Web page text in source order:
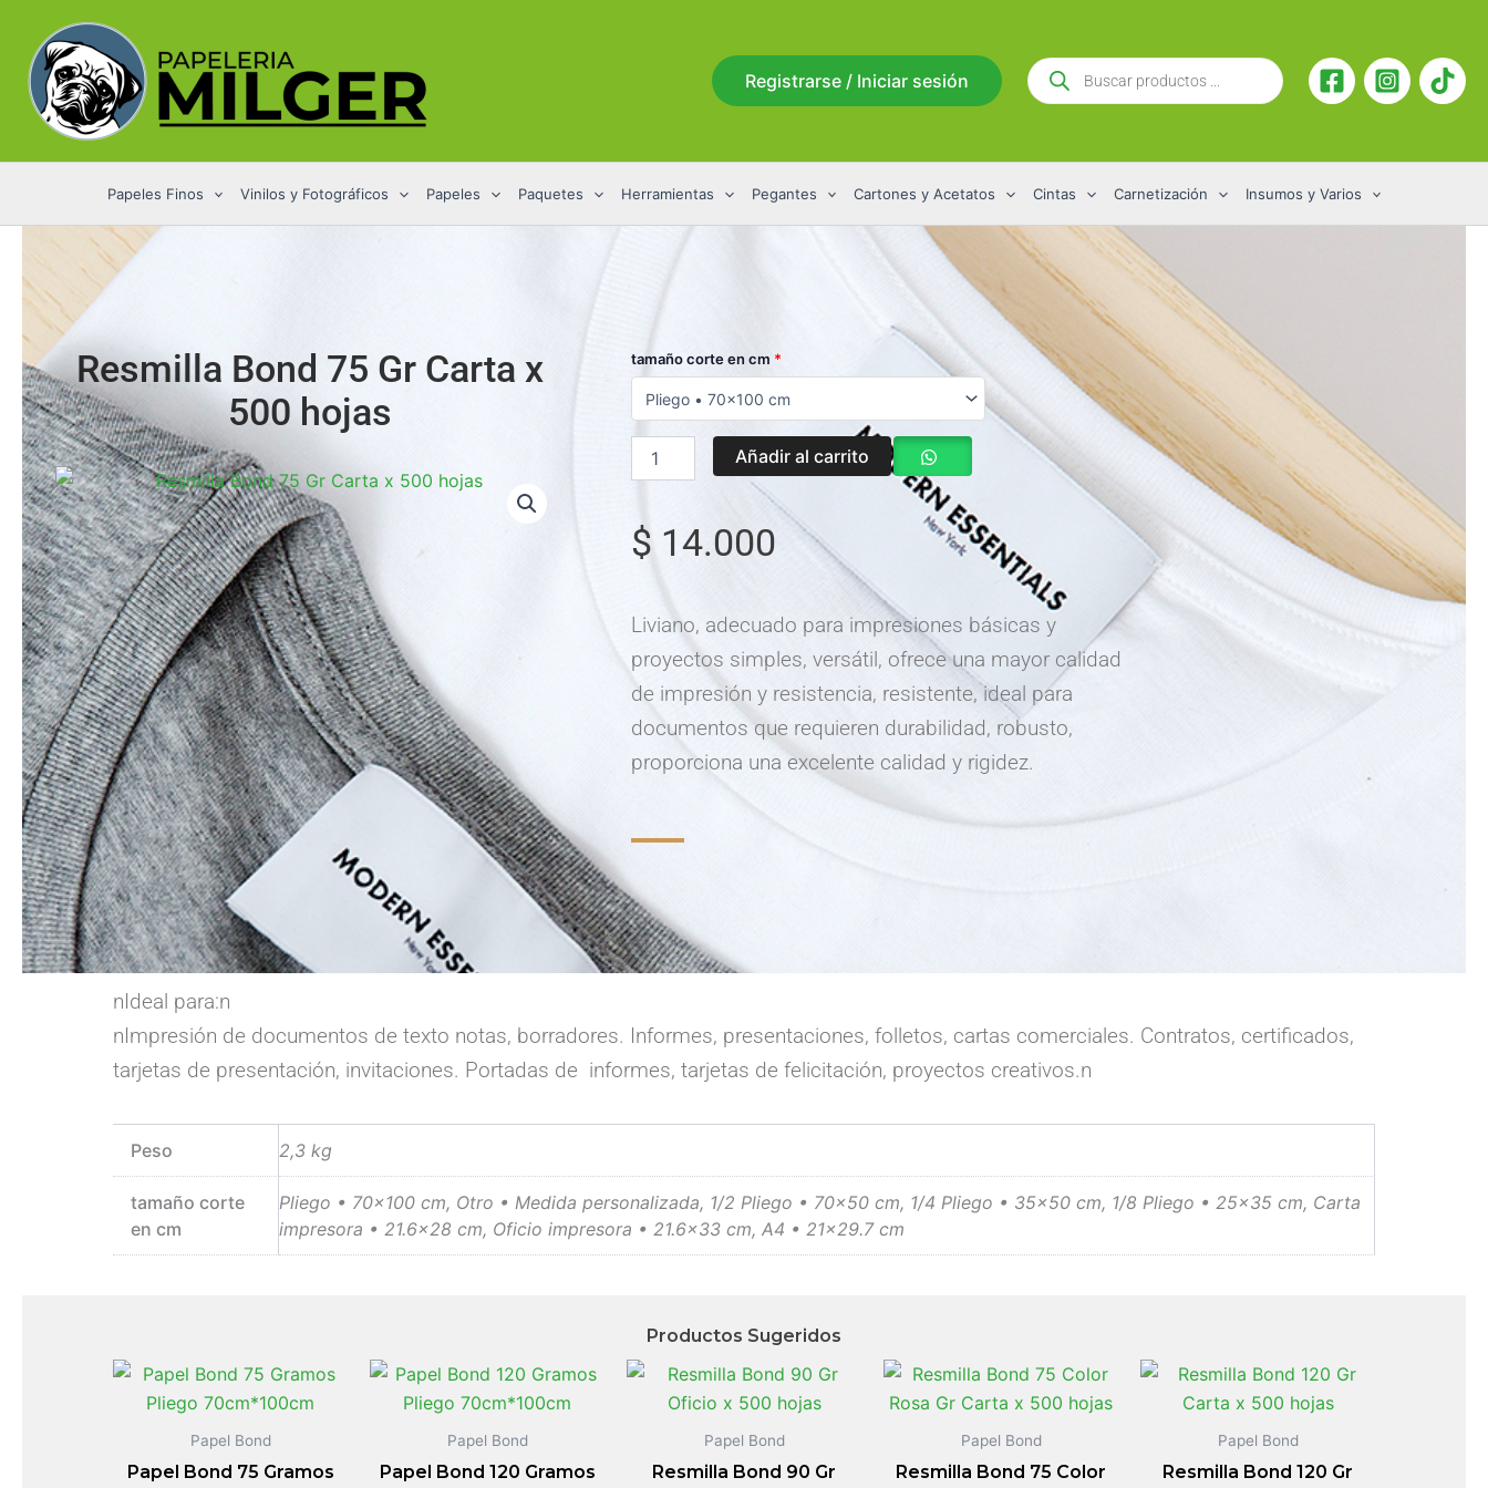
contenido
Registrarse / Iniciar sesión
Búsqueda
de
productos
Papeles Finos Vinilos y Fotográficos Papeles Paquetes Herramientas Pegantes Cartones y Acetatos Cintas Carnetización Insumos y Varios
Resmilla Bond 75 Gr Carta x
500 hojas
tamaño corte en cm *
Resmilla
Bond
75
Gr
cantidad
Añadir al carrito
$ 14.000
Liviano, adecuado para impresiones básicas y
proyectos simples, versátil, ofrece una mayor calidad
de impresión y resistencia, resistente, ideal para
documentos que requieren durabilidad, robusto,
proporciona una excelente calidad y rigidez.
nIdeal para:n
nImpresión de documentos de texto notas, borradores. Informes, presentaciones, folletos, cartas comerciales. Contratos, certificados,
tarjetas de presentación, invitaciones. Portadas de informes, tarjetas de felicitación, proyectos creativos.n
Peso 2,3 kg
tamaño corte
en cm
Pliego • 70×100 cm, Otro • Medida personalizada, 1/2 Pliego • 70×50 cm, 1/4 Pliego • 35×50 cm, 1/8 Pliego • 25×35 cm, Carta
impresora • 21.6×28 cm, Oficio impresora • 21.6×33 cm, A4 • 21×29.7 cm
Productos Sugeridos
Papel Bond
Papel Bond 75 Gramos
Papel Bond
Papel Bond 120 Gramos
Papel Bond
Resmilla Bond 90 Gr
Papel Bond
Resmilla Bond 75 Color
Papel Bond
Resmilla Bond 120 Gr